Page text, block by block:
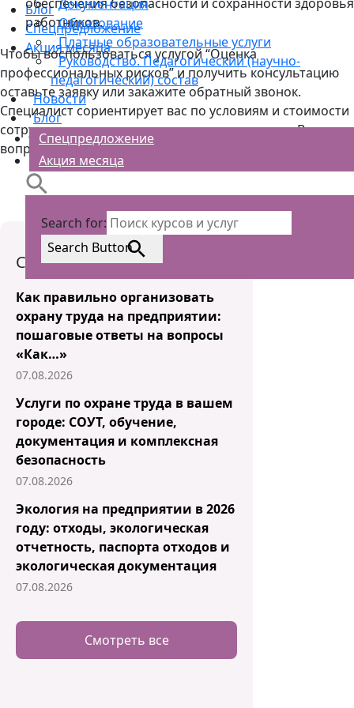
Блог
Спецпредложение
Акция месяца
Документация
Образование
Платные образовательные услуги
Руководство. Педагогический (научно-
педагогический) состав
Новости
Блог
Спецпредложение
Акция месяца
Search for:
Search Button
работников.
Чтобы воспользоваться услугой “Оценка
профессиональных рисков” и получить консультацию
оставьте заявку или закажите обратный звонок.
Специалист сориентирует вас по условиям и стоимости
сотрудничества, ответит на все интересующие Вас
вопросы.
Статьи блога
Как правильно организовать
охрану труда на предприятии:
пошаговые ответы на вопросы
«Как…»
07.08.2026
Услуги по охране труда в вашем
городе: СОУТ, обучение,
документация и комплексная
безопасность
07.08.2026
Экология на предприятии в 2026
году: отходы, экологическая
отчетность, паспорта отходов и
экологическая документация
07.08.2026
Смотреть все